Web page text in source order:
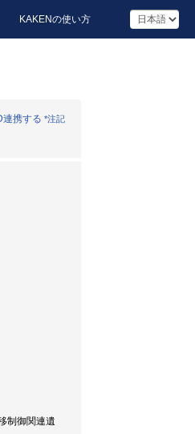
KAKENの使い方
連携する *注記
制御関連遺